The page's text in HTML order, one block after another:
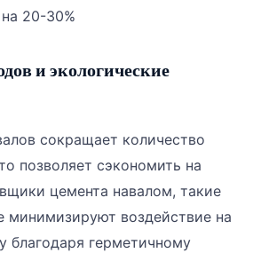
20-30%
и экологические
сокращает количество
позволяет сэкономить на
цемента навалом, такие
минимизируют воздействие на
герметичному